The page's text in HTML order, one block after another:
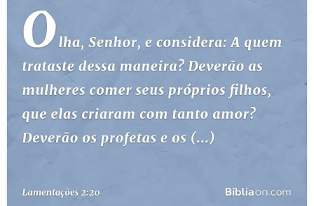
TEMAS
PERGUNTE À BÍBLIA
TERMO BÍBLICO JOGOS
QUEM SOMOS